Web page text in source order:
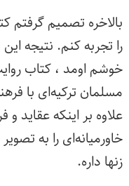
بالاخره تصمیم گرفتم
را تجربه کنم. نتیجه
خوشم اومد ، کتاب
مسلمان ترکیه‌ای با
علاوه بر اینکه
خاور‌میانه‌ای را به
زنها داره.